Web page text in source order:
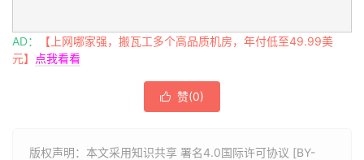
AD：
【上网哪家强，搬瓦工多个高品质机房，年付低至49.99美
元】
点我看看
 赞(0)
版权声明：本文采用知识共享 署名4.0国际许可协议 [BY-